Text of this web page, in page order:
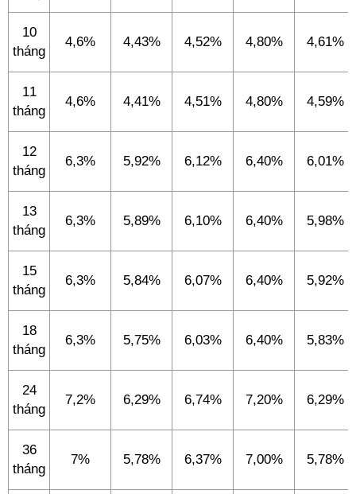
10
tháng
4,6% 4,43% 4,52% 4,80% 4,61%
11
tháng
4,6% 4,41% 4,51% 4,80% 4,59%
12
tháng
6,3% 5,92% 6,12% 6,40% 6,01%
13
tháng
6,3% 5,89% 6,10% 6,40% 5,98%
15
tháng
6,3% 5,84% 6,07% 6,40% 5,92%
18
tháng
6,3% 5,75% 6,03% 6,40% 5,83%
24
tháng
7,2% 6,29% 6,74% 7,20% 6,29%
36
tháng
7% 5,78% 6,37% 7,00% 5,78%